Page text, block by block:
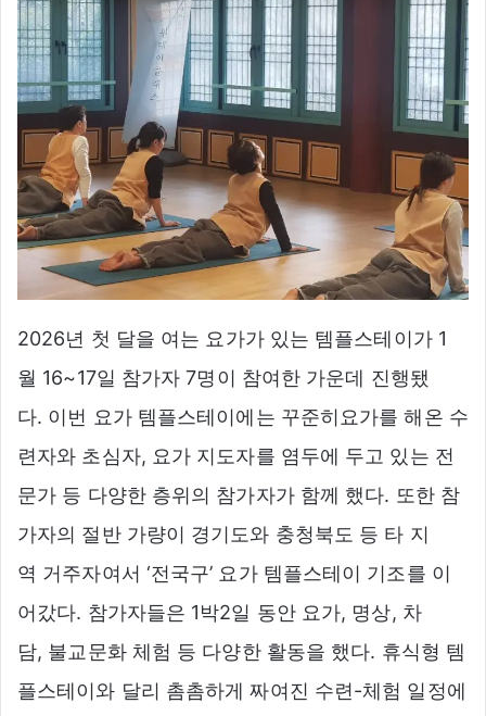
2026년 첫 달을 여는 요가가 있는 템플스테이가 1
월 16~17일 참가자 7명이 참여한 가운데 진행됐
다. 이번 요가 템플스테이에는 꾸준히요가를 해온 수
련자와 초심자, 요가 지도자를 염두에 두고 있는 전
문가 등 다양한 층위의 참가자가 함께 했다. 또한 참
가자의 절반 가량이 경기도와 충청북도 등 타 지
역 거주자여서 ‘전국구’ 요가 템플스테이 기조를 이
어갔다. 참가자들은 1박2일 동안 요가, 명상, 차
담, 불교문화 체험 등 다양한 활동을 했다. 휴식형 템
플스테이와 달리 촘촘하게 짜여진 수련-체험 일정에